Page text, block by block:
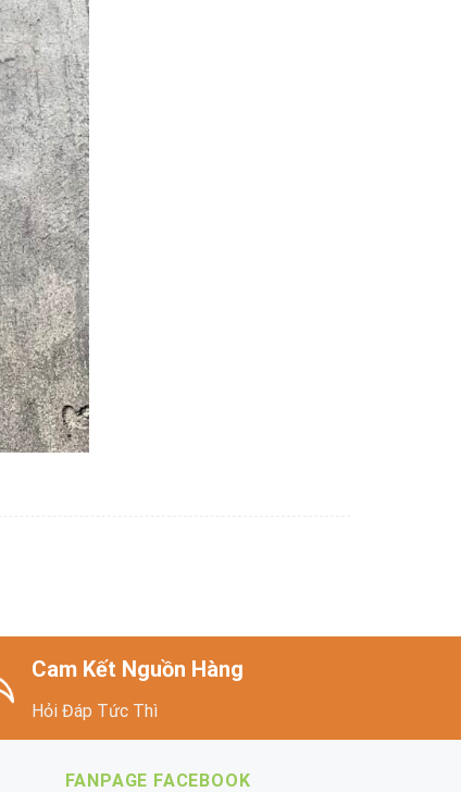
Cam Kết Nguồn Hàng
Hỏi Đáp Tức Thì
FANPAGE FACEBOOK